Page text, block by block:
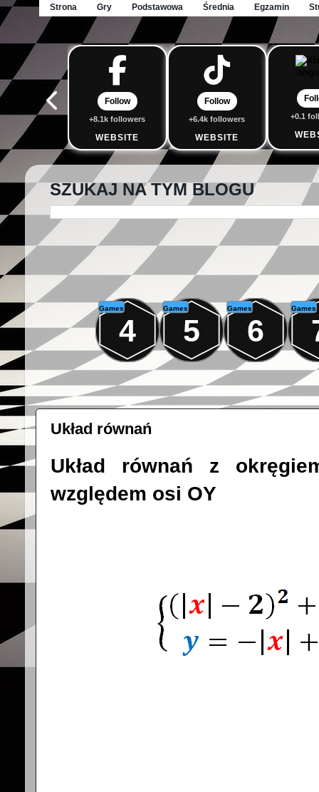
Strona Gry Podstawowa Średnia Egzamin
Follow
+8.1k followers
WEBSITE
Follow
+6.4k followers
WEBSITE
+0.1
SZUKAJ NA TYM BLOGU
Games
4
Games
5
Games
6
Games
Układ równań
Układ równań z
względem osi OY